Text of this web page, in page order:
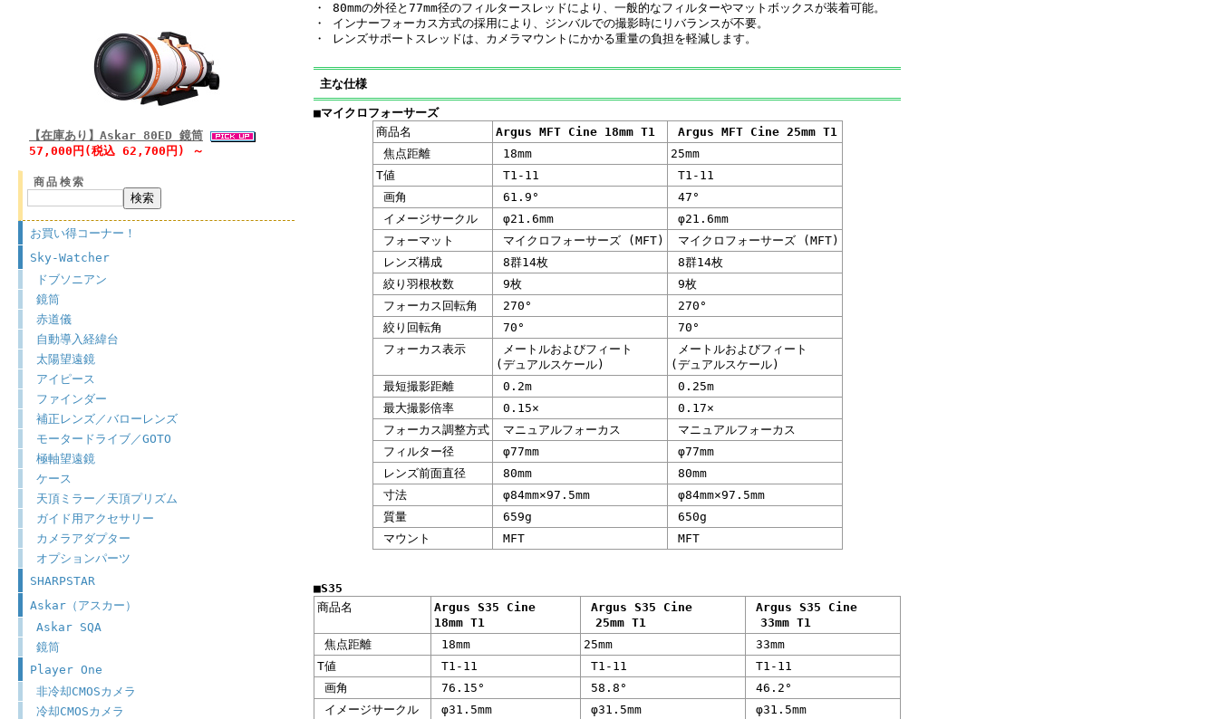
【在庫あり】Askar 80ED 鏡筒
57,000円(税込 62,700円) ～
商品検索
お買い得コーナー！
Sky-Watcher
ドブソニアン
鏡筒
赤道儀
自動導入経緯台
太陽望遠鏡
アイピース
ファインダー
補正レンズ／バローレンズ
モータードライブ／GOTO
極軸望遠鏡
ケース
天頂ミラー／天頂プリズム
ガイド用アクセサリー
カメラアダプター
オプションパーツ
SHARPSTAR
Askar（アスカー）
Askar SQA
鏡筒
Player One
非冷却CMOSカメラ
冷却CMOSカメラ
・ 80mmの外径と77mm径のフィルタースレッドにより、一般的なフィルターやマットボックスが装着可能。
・ インナーフォーカス方式の採用により、ジンバルでの撮影時にリバランスが不要。
・ レンズサポートスレッドは、カメラマウントにかかる重量の負担を軽減します。
主な仕様
■マイクロフォーサーズ
商品名
Argus MFT Cine 18mm T1
Argus MFT Cine 25mm T1
焦点距離
18mm
25mm
T値
T1-11
T1-11
画角
61.9°
47°
イメージサークル
φ21.6mm
φ21.6mm
フォーマット
マイクロフォーサーズ (MFT)
マイクロフォーサーズ (MFT)
レンズ構成
8群14枚
8群14枚
絞り羽根枚数
9枚
9枚
フォーカス回転角
270°
270°
絞り回転角
70°
70°
フォーカス表示
メートルおよびフィート
(デュアルスケール)
メートルおよびフィート
(デュアルスケール)
最短撮影距離
0.2m
0.25m
最大撮影倍率
0.15×
0.17×
フォーカス調整方式
マニュアルフォーカス
マニュアルフォーカス
フィルター径
φ77mm
φ77mm
レンズ前面直径
80mm
80mm
寸法
φ84mm×97.5mm
φ84mm×97.5mm
質量
659g
650g
マウント
MFT MFT
■S35
商品名
Argus S35 Cine
18mm T1
Argus S35 Cine
25mm T1
Argus S35 Cine
33mm T1
焦点距離
18mm 25mm
33mm
T値
T1-11 T1-11
T1-11
画角
76.15° 58.8°
46.2°
イメージサークル
φ31.5mm φ31.5mm
φ31.5mm